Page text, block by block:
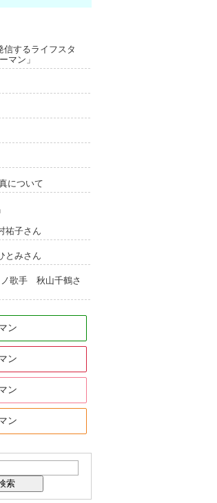
信するライフスタ
マン」
について
子さん
みさん
歌手 秋山千鶴さ
ン
ン
ン
ン